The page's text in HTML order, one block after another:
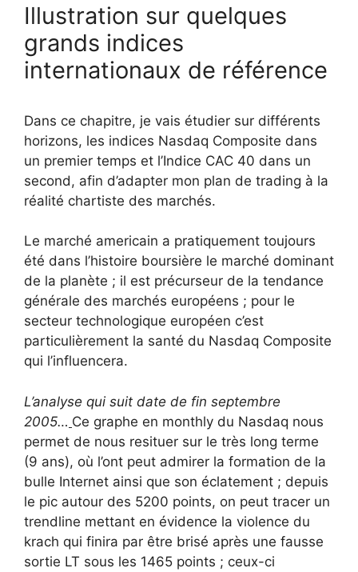
Illustration sur quelques
grands indices
internationaux de référence
Dans ce chapitre, je vais étudier sur différents
horizons, les indices Nasdaq Composite dans
un premier temps et l’Indice CAC 40 dans un
second, afin d’adapter mon plan de trading à la
réalité chartiste des marchés.
Le marché americain a pratiquement toujours
été dans l’histoire boursière le marché dominant
de la planète ; il est précurseur de la tendance
générale des marchés européens ; pour le
secteur technologique européen c’est
particulièrement la santé du Nasdaq Composite
qui l’influencera.
L’analyse qui suit date de fin septembre
2005… Ce graphe en monthly du Nasdaq nous
permet de nous resituer sur le très long terme
(9 ans), où l’ont peut admirer la formation de la
bulle Internet ainsi que son éclatement ; depuis
le pic autour des 5200 points, on peut tracer un
trendline mettant en évidence la violence du
krach qui finira par être brisé après une fausse
sortie LT sous les 1465 points ; ceux-ci